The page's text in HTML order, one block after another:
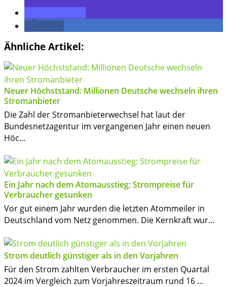
Ähnliche Artikel:
Neuer Höchststand: Millionen Deutsche wechseln ihren
Stromanbieter
Die Zahl der Stromanbieterwechsel hat laut der
Bundesnetzagentur im vergangenen Jahr einen neuen
Höc...
Ein Jahr nach dem Atomausstieg: Strompreise für
Verbraucher gesunken
Vor gut einem Jahr wurden die letzten Atommeiler in
Deutschland vom Netz genommen. Die Kernkraft wur...
Strom deutlich günstiger als in den Vorjahren
Für den Strom zahlten Verbraucher im ersten Quartal
2024 im Vergleich zum Vorjahreszeitraum rund 16 ...